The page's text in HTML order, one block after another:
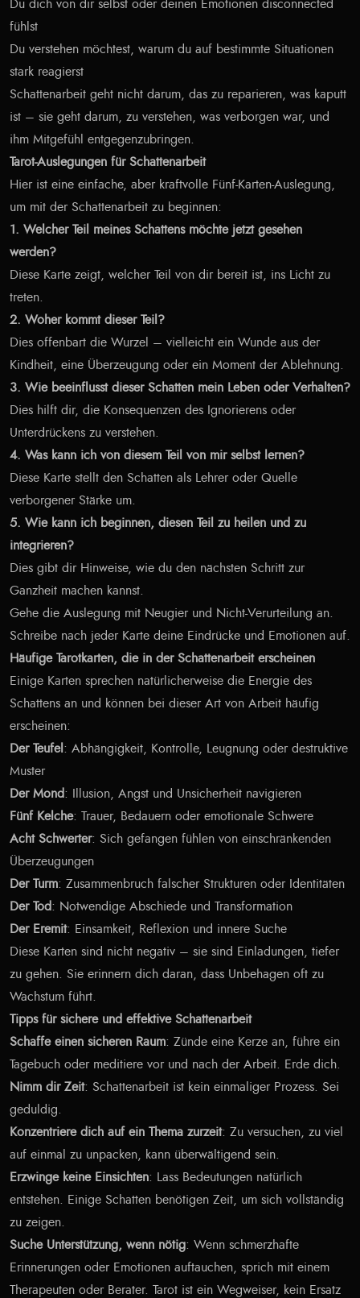
Du dich von dir selbst oder deinen Emotionen disconnected
fühlst
Du verstehen möchtest, warum du auf bestimmte Situationen
stark reagierst
Schattenarbeit geht nicht darum, das zu reparieren, was kaputt
ist – sie geht darum, zu verstehen, was verborgen war, und
ihm Mitgefühl entgegenzubringen.
Tarot-Auslegungen für Schattenarbeit
Hier ist eine einfache, aber kraftvolle Fünf-Karten-Auslegung,
um mit der Schattenarbeit zu beginnen:
1. Welcher Teil meines Schattens möchte jetzt gesehen
werden?
Diese Karte zeigt, welcher Teil von dir bereit ist, ins Licht zu
treten.
2. Woher kommt dieser Teil?
Dies offenbart die Wurzel – vielleicht ein Wunde aus der
Kindheit, eine Überzeugung oder ein Moment der Ablehnung.
3. Wie beeinflusst dieser Schatten mein Leben oder Verhalten?
Dies hilft dir, die Konsequenzen des Ignorierens oder
Unterdrückens zu verstehen.
4. Was kann ich von diesem Teil von mir selbst lernen?
Diese Karte stellt den Schatten als Lehrer oder Quelle
verborgener Stärke um.
5. Wie kann ich beginnen, diesen Teil zu heilen und zu
integrieren?
Dies gibt dir Hinweise, wie du den nächsten Schritt zur
Ganzheit machen kannst.
Gehe die Auslegung mit Neugier und Nicht-Verurteilung an.
Schreibe nach jeder Karte deine Eindrücke und Emotionen auf.
Häufige Tarotkarten, die in der Schattenarbeit erscheinen
Einige Karten sprechen natürlicherweise die Energie des
Schattens an und können bei dieser Art von Arbeit häufig
erscheinen:
Der Teufel : Abhängigkeit, Kontrolle, Leugnung oder destruktive
Muster
Der Mond: Illusion, Angst und Unsicherheit navigieren
Fünf Kelche: Trauer, Bedauern oder emotionale Schwere
Acht Schwerter: Sich gefangen fühlen von einschränkenden
Überzeugungen
Der Turm: Zusammenbruch falscher Strukturen oder Identitäten
Der Tod: Notwendige Abschiede und Transformation
Der Eremit: Einsamkeit, Reflexion und innere Suche
Diese Karten sind nicht negativ – sie sind Einladungen, tiefer
zu gehen. Sie erinnern dich daran, dass Unbehagen oft zu
Wachstum führt.
Tipps für sichere und effektive Schattenarbeit
Schaffe einen sicheren Raum: Zünde eine Kerze an, führe ein
Tagebuch oder meditiere vor und nach der Arbeit. Erde dich.
Nimm dir Zeit: Schattenarbeit ist kein einmaliger Prozess. Sei
geduldig.
Konzentriere dich auf ein Thema zurzeit: Zu versuchen, zu viel
auf einmal zu unpacken, kann überwältigend sein.
Erzwinge keine Einsichten: Lass Bedeutungen natürlich
entstehen. Einige Schatten benötigen Zeit, um sich vollständig
zu zeigen.
Suche Unterstützung, wenn nötig: Wenn schmerzhafte
Erinnerungen oder Emotionen auftauchen, sprich mit einem
Therapeuten oder Berater. Tarot ist ein Wegweiser, kein Ersatz